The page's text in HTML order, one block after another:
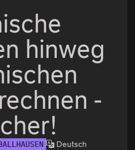
hinweg
-
Deutsch